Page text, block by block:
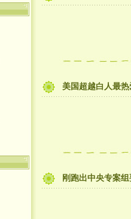
美国超越白人最
刚跑出中央专案